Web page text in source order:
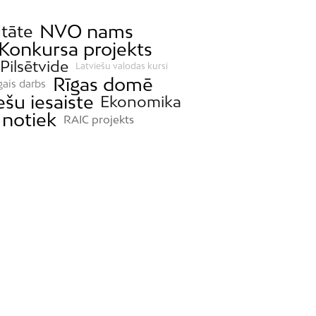
NVO nams
Konkursa projekts
Latviešu valodas kursi
darbs
Rīgas domē
iesaiste Ekonomika
notiek RAIC projekts